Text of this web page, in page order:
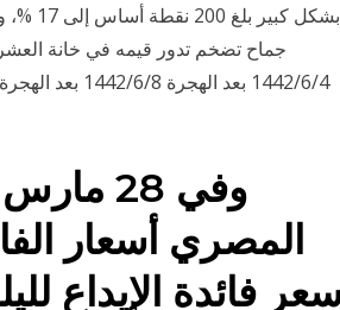
بشكل
جماح تضخم تدور قيمه في خانة
4‏‏/6‏‏/1442 بعد
وفي 28
المصري أسعار